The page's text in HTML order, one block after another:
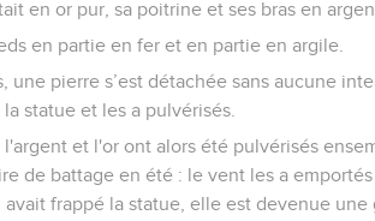
en or pur, sa poitrine et ses bras en
en partie en fer et en partie en argile.
une pierre s’est détachée sans aucune
statue et les a pulvérisés.
et l'or ont alors été pulvérisés
de battage en été : le vent les a
avait frappé la statue, elle est devenue